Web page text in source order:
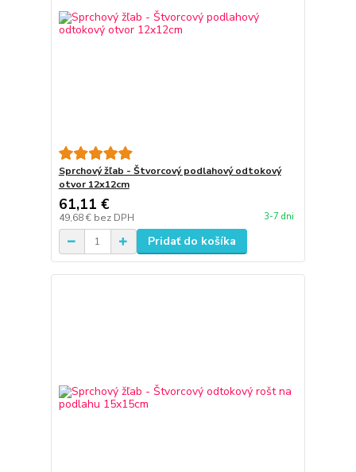
Sprchový žľab - Štvorcový podlahový odtokový
otvor 12x12cm
61,11 €
49,68 € bez DPH 3-7 dni
Pridať do košíka